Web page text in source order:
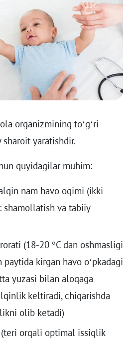
organizmining to‘g‘ri
yaratishdir.
quyidagilar muhim:
nam havo oqimi (ikki
shamollatish va tabiiy
(18-20 °C dan oshmasligi
paytida kirgan havo o‘pkadagi
yuzasi bilan aloqaga
keltiradi, chiqarishda
olib ketadi)
orqali optimal issiqlik